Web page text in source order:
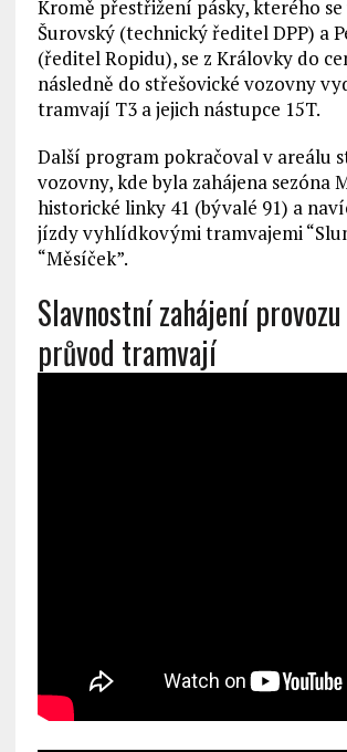
Kromě přestřižení pásky, kterého se
Šurovský (technický ředitel DPP) a
(ředitel Ropidu), se z Královky do
následně do střešovické vozovny
tramvají T3 a jejich nástupce 15T.
Další program pokračoval v areálu
vozovny, kde byla zahájena sezóna
historické linky 41 (bývalé 91) a
jízdy vyhlídkovými tramvajemi
“Měsíček”.
Slavnostní zahájení
průvod tramvají